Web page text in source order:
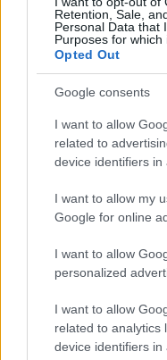
Retention, Sale,
Personal Data that
Purposes for which
Opted Out
Google consents
I want to allow
related to
device identifiers in
I want to allow my
Google for online
I want to allow
personalized
I want to allow
related to analytics
device identifiers in
Új 3D
General Motors
• 2020. december 17.
A General Motors
nyomtatással,
additív gyártás ipari
élenjárójának
négyzetméteres
nyit. Az új